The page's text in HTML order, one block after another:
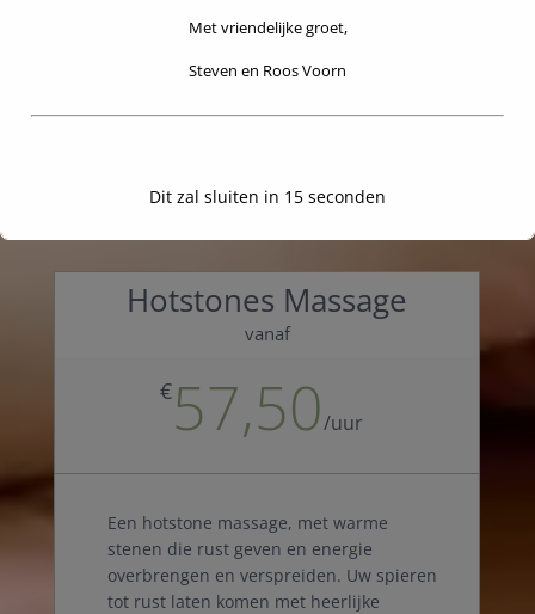
zwangerschap is het veilig om een
Hotstones Massage
vanaf
€57,50/uur
Een hotstone massage, met warme
stenen die rust geven en energie
overbrengen en verspreiden. Uw spieren
tot rust laten komen met heerlijke
Met vriendelijke groet,
Steven en Roos Voorn
Dit zal sluiten in 14 seconden